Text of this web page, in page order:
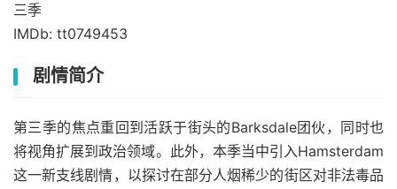
三季
IMDb: tt0749453
剧情简介
第三季的焦点重回到活跃于街头的Barksdale团伙，同时也
将视角扩展到政治领域。此外，本季当中引入Hamsterdam
这一新支线剧情，以探讨在部分人烟稀少的街区对非法毒品